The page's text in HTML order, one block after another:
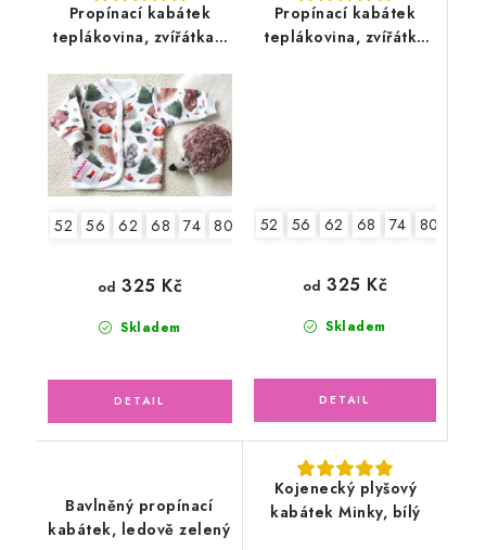
Propínací kabátek
teplákovina, zvířátka v
52 56 62 68 74 80 86
Skladem
od 325 Kč
Propínací kabátek
teplákovina, zvířátka
52 56 62 68 74 80
Skladem
od 325 Kč
Bavlněný propínací
kabátek, ledově zelený
Kojenecký plyšový
kabátek Minky, bílý